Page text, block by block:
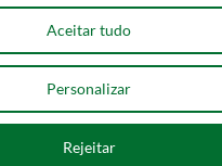
Personalizar
Rejeitar
Aceitar tudo
Política de Privacidade
os direitos reservados -
Newslink